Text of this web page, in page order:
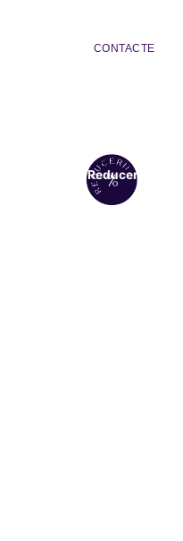
CONTACTE
Reduceri!